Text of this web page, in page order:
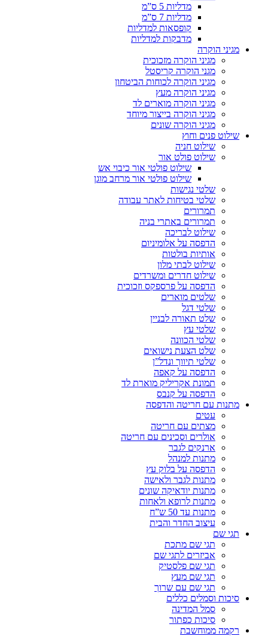
מדליות 5 ס”מ
מדליות 7 ס”מ
קופסאות למדליות
מדבקות למדליות
מגיני הוקרה
מגיני הוקרה מזכוכית
מגני הוקרה קריסטל
מגיני הוקרה לכוחות הביטחון
מגיני הוקרה מעץ
מגיני הוקרה מוארים לד
מגיני הוקרה בייצור מיוחד
מגיני הוקרה שונים
שילוט פנים וחוץ
שילוט חניה
שילוט פולט אור
שילוט פולטי אור כיבוי אש
שילוט פולטי אור מרחב מוגן
שלטי נגישות
שלטי בטיחות לאתר עבודה
תמרורים
תמרורים באתרי בניה
שילוט לבריכה
הדפסה על אלומיניום
אותיות בולטות
שילוט לבתי מלון
שילוט חדרים ומשרדים
הדפסה על פרספקס וזכוכית
שלטים מוארים
שלטי דגל
שלט תאורה לבניין
שלטי עץ
שלטי הכוונה
שלט הצעת נישואים
שלטי תיווך ונדל”ן
הדפסה על קאפה
תמונת אקריליק מוארת לד
הדפסה על קנבס
מתנות עם חריטה והדפסה
עטים
מצתים עם חריטה
אולרים וסכינים עם חריטה
ארנקים לגבר
מתנות למנהל
הדפסה על בלוק עץ
מתנות לגבר ולאישה
מתנות יודאיקה שונים
מתנות לרופא ולאחות
מתנות עד 50 ש”ח
עיצוב החדר והבית
תגי שם
תגי שם מתכת
אביזרים לתגי שם
תגי שם פלסטיק
תגי שם מעץ
תגי שם עם שרוך
סיכות וסמלים כללים
סמל המדינה
סיכות כפתור
רקמה ממוחשבת